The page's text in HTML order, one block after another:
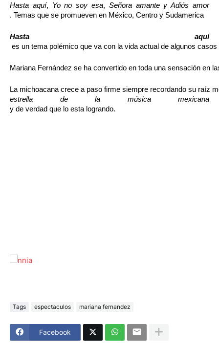
Hasta aquí, Yo no soy esa, Señora amante y Adiós amor
. Temas que se promueven en México, Centro y Sudamerica
Hasta aquí
es un tema polémico que va con la vida actual de algunos
Mariana Fernández se ha convertido en toda una sensación en
La michoacana crece a paso firme siempre recordando su raíz
estrella de la música mexicana
y de verdad que lo esta logrando.
Tags espectaculos mariana fernandez
Facebook